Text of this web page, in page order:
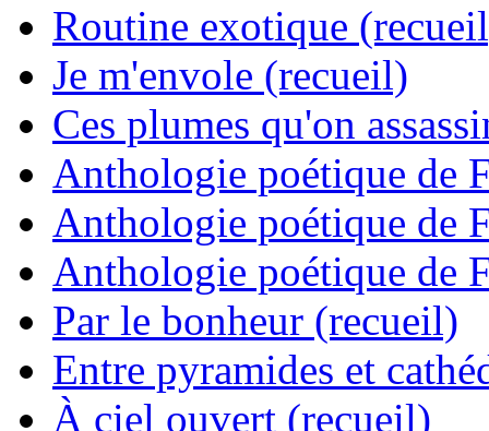
Routine exotique
Je m'envole (recueil)
Ces plumes qu'on
Anthologie poétique de
Anthologie poétique de
Anthologie poétique de
Par le bonheur (recueil)
Entre pyramides et
À ciel ouvert (recueil)